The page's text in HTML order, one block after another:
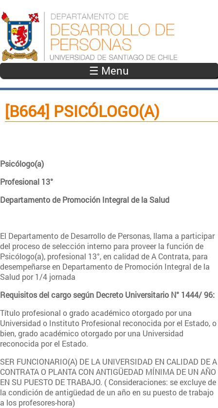
☰ Menu
[B664] PSICÓLOGO(A)
Psicólogo(a)
Profesional 13°
Departamento de Promoción Integral de la Salud
El Departamento de Desarrollo de Personas, llama a participar
del proceso de selección interno para proveer la función de
Psicólogo(a), profesional 13°, en calidad de A Contrata, para
desempeñarse en Departamento de Promoción Integral de la
Salud por 1/4 jornada
Requisitos del cargo según Decreto Universitario N° 1444/ 96:
Título profesional o grado académico otorgado por una
Universidad o Instituto Profesional reconocida por el Estado, o
bien, grado académico otorgado por una Universidad
reconocida por el Estado.
SER FUNCIONARIO(A) DE LA UNIVERSIDAD EN CALIDAD DE A
CONTRATA O PLANTA CON ANTIGÜEDAD MÍNIMA DE UN AÑO
EN SU PUESTO DE TRABAJO. ( Consideraciones: se excluye de
la condición de antigüedad de un año en su puesto de trabajo
a los profesores-hora)